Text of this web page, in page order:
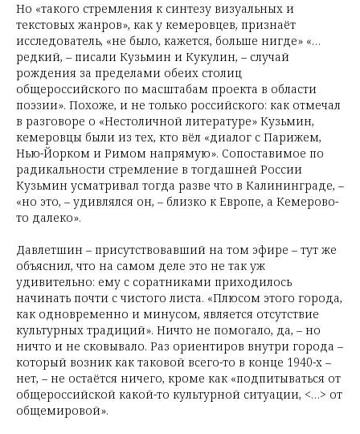
Но «такого стремления к синтезу визуальных и
текстовых жанров», как у кемеровцев, признаёт
исследователь, «не было, кажется, больше нигде» «…
редкий, – писали Кузьмин и Кукулин, – случай
рождения за пределами обеих столиц
общероссийского по масштабам проекта в области
поэзии». Похоже, и не только российского: как отмечал
в разговоре о «Нестоличной литературе» Кузьмин,
кемеровцы были из тех, кто вёл «диалог с Парижем,
Нью-Йорком и Римом напрямую». Сопоставимое по
радикальности стремление в тогдашней России
Кузьмин усматривал тогда разве что в Калининграде, –
«но это, – удивлялся он, – близко к Европе, а Кемерово-
то далеко».
Давлетшин – присутствовавший на том эфире – тут же
объяснил, что на самом деле это не так уж
удивительно: ему с соратниками приходилось
начинать почти с чистого листа. «Плюсом этого города,
как одновременно и минусом, является отсутствие
культурных традиций». Ничто не помогало, да, – но
ничто и не сковывало. Раз ориентиров внутри города –
который возник как таковой всего-то в конце 1940-х –
нет, – не остаётся ничего, кроме как «подпитываться от
общероссийской какой-то культурной ситуации, <…> от
общемировой».